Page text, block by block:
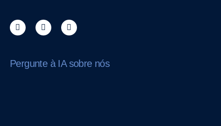
Pergunte à IA sobre nós